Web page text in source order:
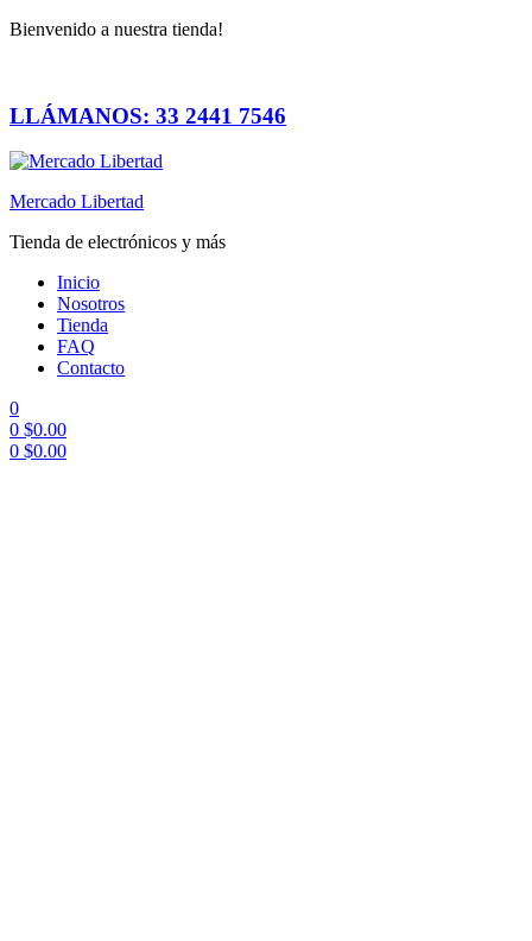
Bienvenido a nuestra tienda!
LLÁMANOS: 33 2441 7546
Mercado Libertad
Tienda de electrónicos y más
Inicio
Nosotros
Tienda
FAQ
Contacto
0
0 $0.00
0 $0.00